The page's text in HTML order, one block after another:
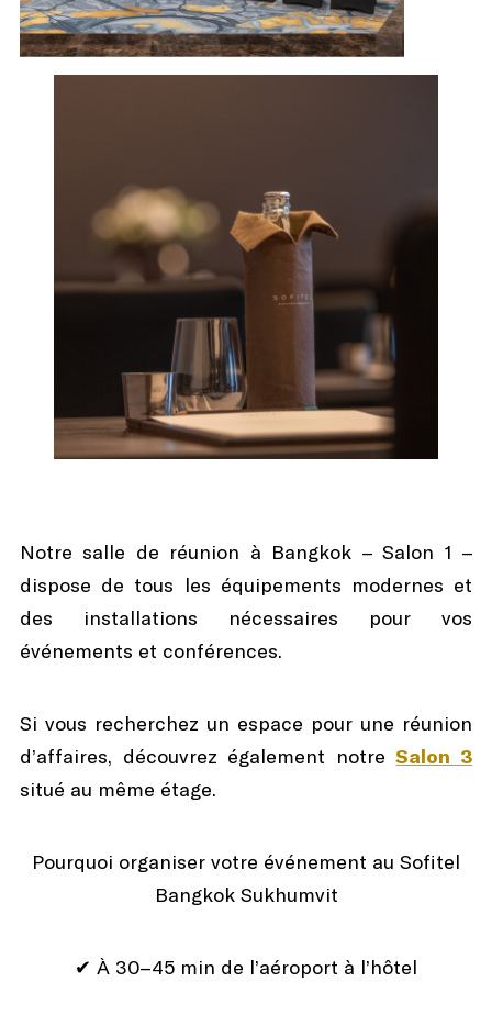
Notre salle de réunion à Bangkok – Salon 1 –
dispose de tous les équipements modernes et
des installations nécessaires pour vos
événements et conférences.
Si vous recherchez un espace pour une réunion
d’affaires, découvrez également notreSalon 3
situé au même étage.
Pourquoi organiser votre événement au Sofitel
Bangkok Sukhumvit
✔ À 30–45 min de l’aéroport à l’hôtel